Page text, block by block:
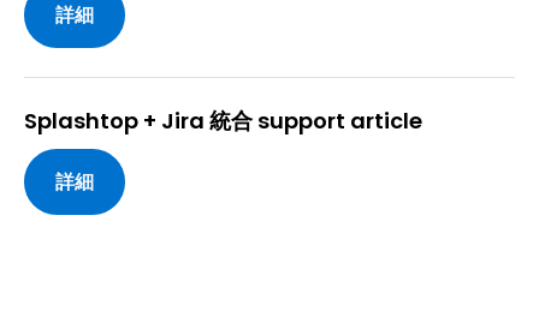
詳細
Splashtop + Jira 統合 support article
詳細